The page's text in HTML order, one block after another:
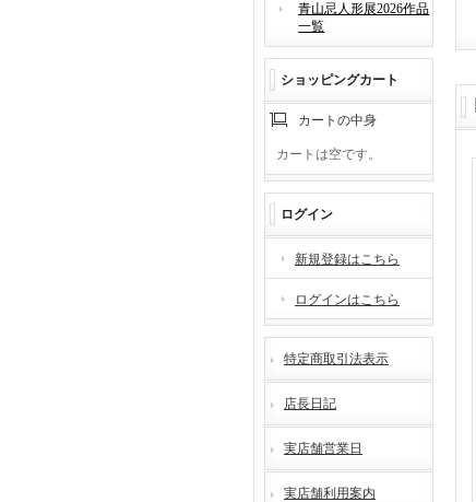
青山忌人形展2026作品
一覧
ショッピングカート
カートの中身
カートは空です。
ログイン
新規登録はこちら
ログインはこちら
特定商取引法表示
店長日記
実店舗営業日
実店舗利用案内